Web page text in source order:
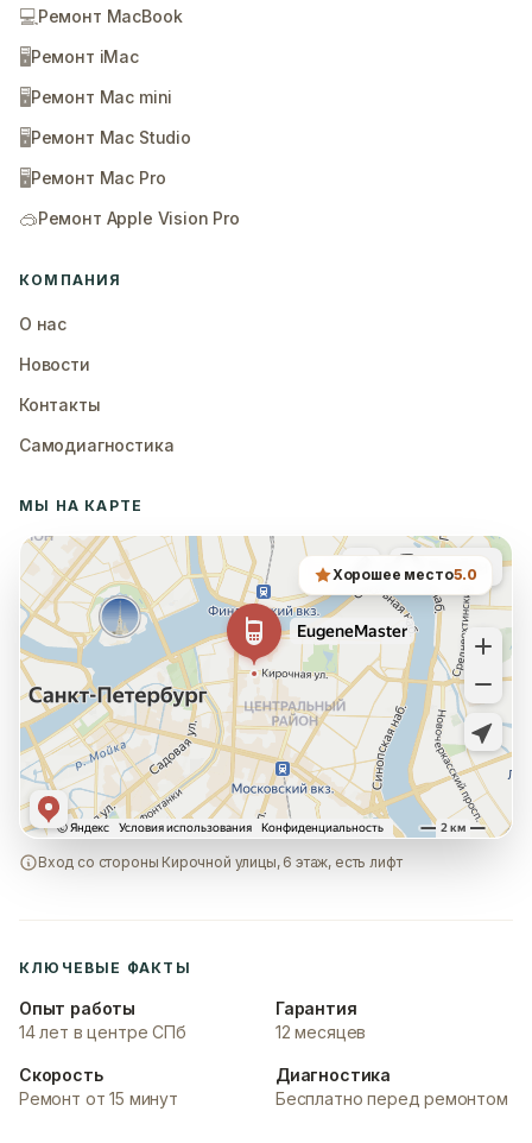
💻Ремонт MacBook
🖥️Ремонт iMac
🖥️Ремонт Mac mini
🖥️Ремонт Mac Studio
🖥️Ремонт Mac Pro
🥽Ремонт Apple Vision Pro
КОМПАНИЯ
О нас
Новости
Контакты
Самодиагностика
МЫ НА КАРТЕ
Хорошее место5.0
Вход со стороны Кирочной улицы, 6 этаж, есть лифт
КЛЮЧЕВЫЕ ФАКТЫ
Опыт работы
14 лет в центре СПб
Гарантия
12 месяцев
Скорость
Ремонт от 15 минут
Диагностика
Бесплатно перед ремонтом